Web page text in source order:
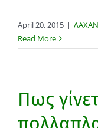
April 20, 2015 |
Read More
Πως